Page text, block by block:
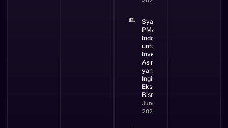
Syarat
PMA di
Indonesia
untuk
Investor
Asing
yang
Ingin
Ekspansi
Bisnis
June 3,
2026